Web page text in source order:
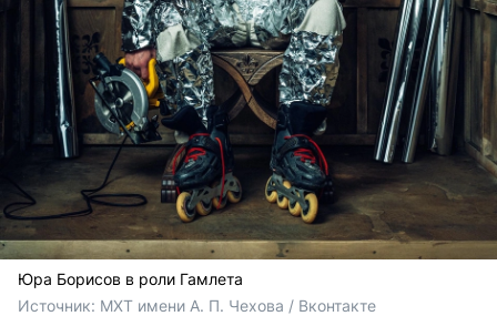
Юра Борисов в роли Гамлета
Источник: МХТ имени А. П. Чехова / Вконтакте